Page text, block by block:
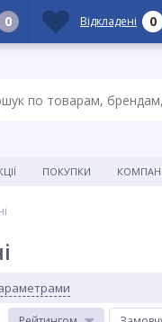
ПОКУПКИ
0 Відкладені 0